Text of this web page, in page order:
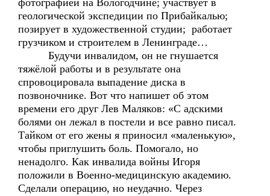
фотографией на Вологодчине; участвует в
геологической экспедиции по Прибайкалью;
позирует в художественной студии; работает
грузчиком и строителем в Ленинграде…
Будучи инвалидом, он не гнушается
тяжёлой работы и в результате она
спровоцировала выпадение диска в
позвоночнике. Вот что напишет об этом
времени его друг Лев Маляков: «С адскими
болями он лежал в постели и все равно писал.
Тайком от его жены я приносил «маленькую»,
чтобы приглушить боль. Помогало, но
ненадолго. Как инвалида войны Игоря
положили в Военно-медицинскую академию.
Сделали операцию, но неудачно. Через